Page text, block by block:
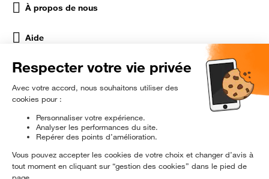
À propos de nous
Aide
Réseaux Sociaux
rɘconditionné